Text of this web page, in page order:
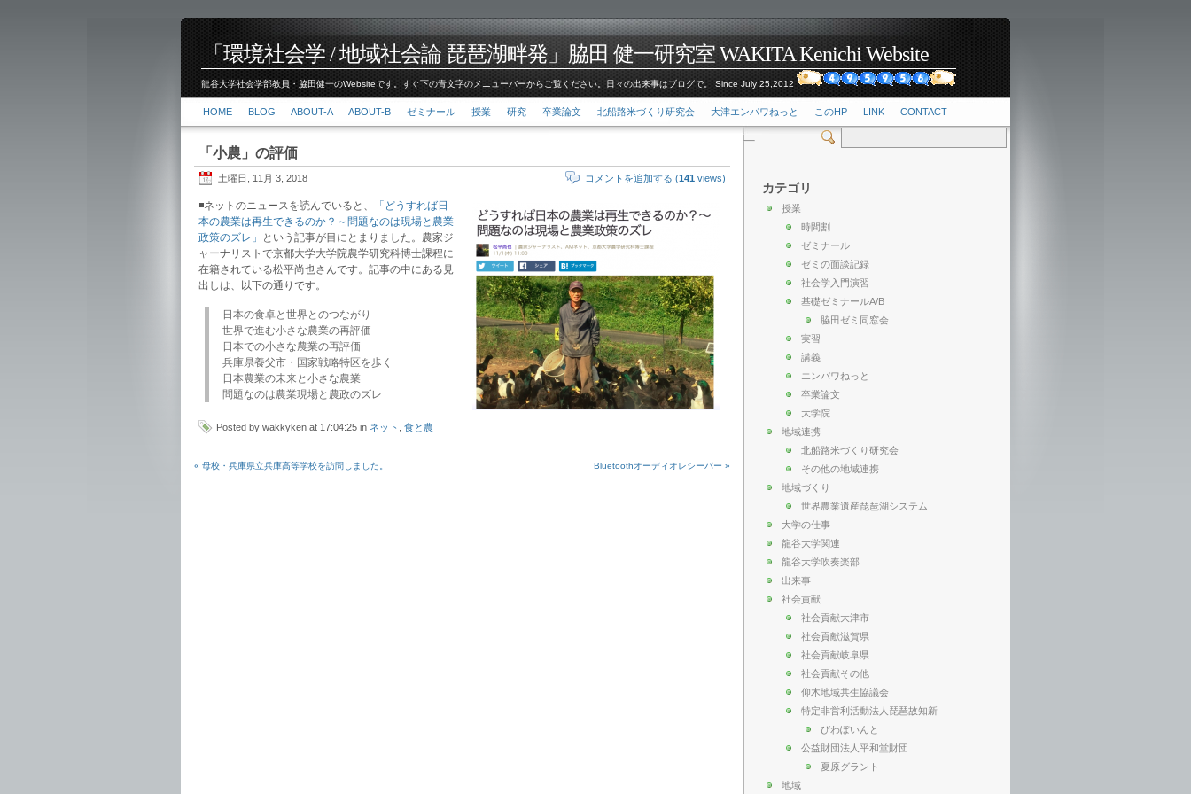
「環境社会学 / 地域社会論 琵琶湖畔発」脇田 健一研究室 WAKITA Kenichi Website
龍谷大学社会学部教員・脇田健一のWebsiteです。すぐ下の青文字のメニューバーからご覧ください。日々の出来事はブログで。 Since July 25,2012
HOME BLOG ABOUT-A ABOUT-B ゼミナール 授業 研究 卒業論文 北船路米づくり研究会 大津エンパワねっと このHP LINK CONTACT
「小農」の評価
土曜日, 11月 3, 2018 コメントを追加する (141 views)
◾️ネットのニュースを読んでいると、
「どうすれば日
本の農業は再生できるのか？～問題なのは現場と農業
政策のズレ」
という記事が目にとまりました。農家ジ
ャーナリストで京都大学大学院農学研究科博士課程に
在籍されている松平尚也さんです。記事の中にある見
出しは、以下の通りです。
日本の食卓と世界とのつながり
世界で進む小さな農業の再評価
日本での小さな農業の再評価
兵庫県養父市・国家戦略特区を歩く
日本農業の未来と小さな農業
問題なのは農業現場と農政のズレ
Posted by wakkyken at 17:04:25 in ネット 食と農
Bluetoothオーディオレシーバー »
« 母校・兵庫県立兵庫高等学校を訪問しました。
カテゴリ
授業
時間割
ゼミナール
ゼミの面談記録
社会学入門演習
基礎ゼミナールA/B
脇田ゼミ同窓会
実習
講義
エンパワねっと
卒業論文
大学院
地域連携
北船路米づくり研究会
その他の地域連携
地域づくり
世界農業遺産琵琶湖システム
大学の仕事
龍谷大学関連
龍谷大学吹奏楽部
出来事
社会貢献
社会貢献大津市
社会貢献滋賀県
社会貢献岐阜県
社会貢献その他
仰木地域共生協議会
特定非営利活動法人琵琶故知新
びわぽいんと
公益財団法人平和堂財団
夏原グラント
地域